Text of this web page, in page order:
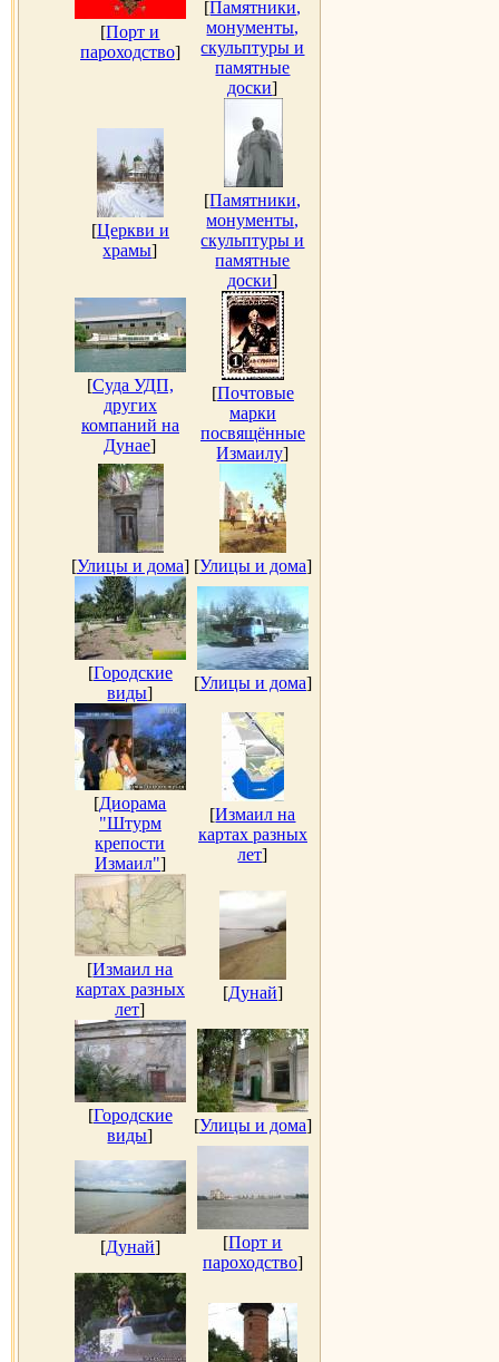
[Порт и
пароходство]
[Памятники,
монументы,
скульптуры и
памятные
доски]
[Церкви и
храмы]
[Памятники,
монументы,
скульптуры и
памятные
доски]
[Суда УДП,
других
компаний на
Дунае]
[Почтовые
марки
посвящённые
Измаилу]
[Улицы и дома] [Улицы и дома]
[Городские
виды]
[Улицы и дома]
[Диорама
"Штурм
крепости
Измаил"]
[Измаил на
картах разных
лет]
[Измаил на
картах разных
лет]
[Дунай]
[Городские
виды]
[Улицы и дома]
[Дунай] [Порт и
пароходство]